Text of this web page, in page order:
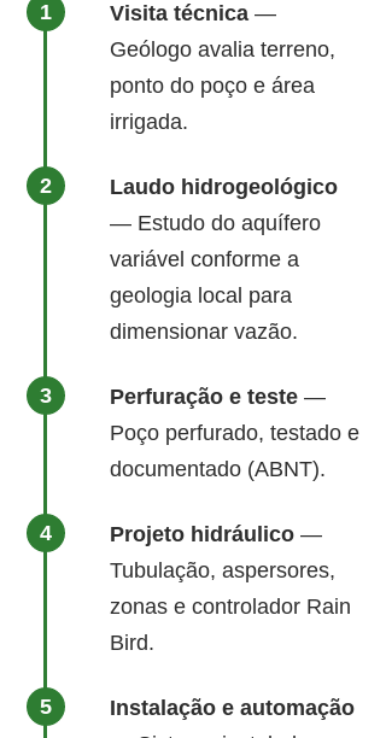
Visita técnica —
Geólogo avalia terreno,
ponto do poço e área
irrigada.
Laudo hidrogeológico
— Estudo do aquífero
variável conforme a
geologia local para
dimensionar vazão.
Perfuração e teste —
Poço perfurado, testado e
documentado (ABNT).
Projeto hidráulico —
Tubulação, aspersores,
zonas e controlador Rain
Bird.
Instalação e automação